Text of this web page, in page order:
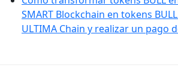
SMART Blockchain en tokens
ULTIMA Chain y realizar un pago